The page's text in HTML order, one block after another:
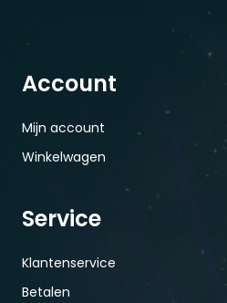
Account
Mijn account
Winkelwagen
Service
Klantenservice
Betalen